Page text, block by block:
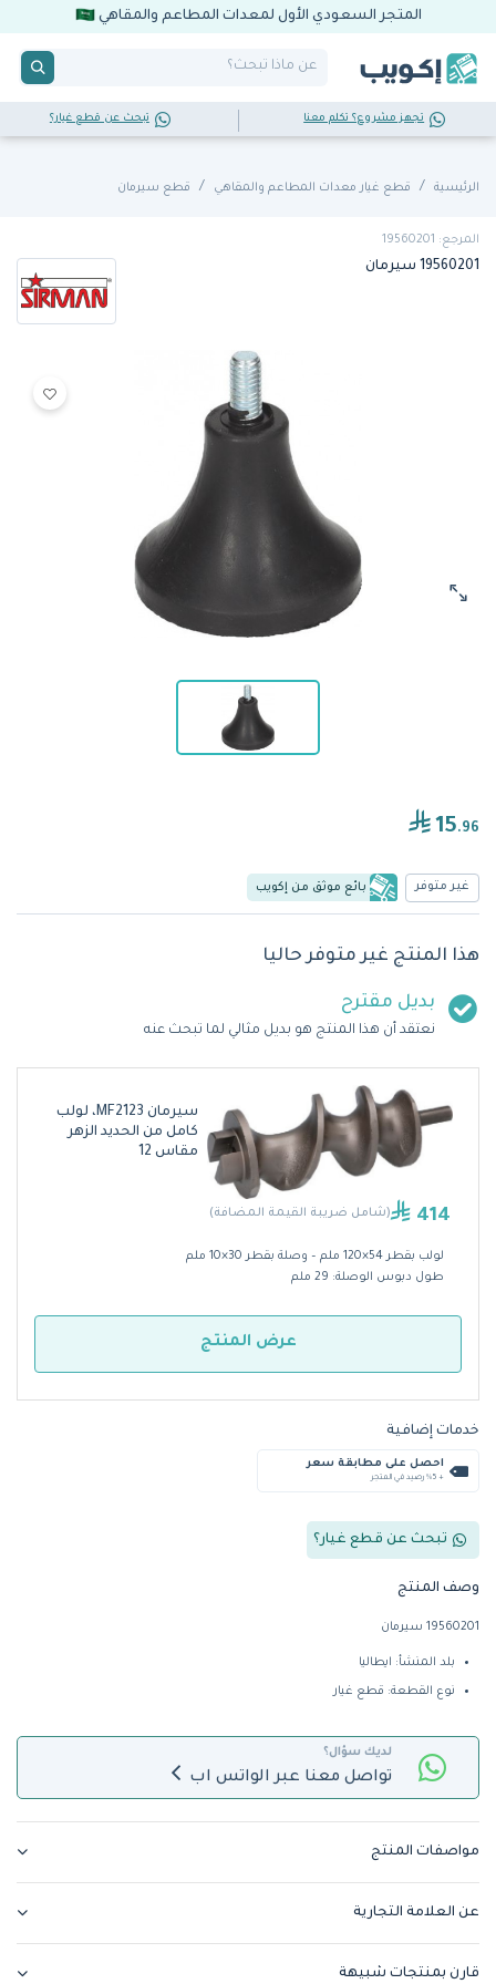
المتجر السعودي الأول لمعدات المطاعم والمقاهي
تجهز مشروع؟ تكلم معنا تبحث عن قطع غيار؟
الرئيسية قطع غيار معدات المطاعم والمقاهي قطع سيرمان
المرجع: 19560201
19560201 سيرمان
15.96
غير متوفر بائع موثق من إكويب
هذا المنتج غير متوفر حاليا
بديل مقترح
نعتقد أن هذا المنتج هو بديل مثالي لما تبحث عنه
سيرمان MF2123، لولب
كامل من الحديد الزهر
مقاس 12
414 (شامل ضريبة القيمة المضافة)
لولب بقطر 54×120 ملم – وصلة بقطر 30×10 ملم
طول دبوس الوصلة: 29 ملم
عرض المنتج
خدمات إضافية
احصل على مطابقة سعر
+ %5 رصيد في المتجر
تبحث عن قطع غيار؟
وصف المنتج
19560201 سيرمان
بلد المنشأ: ايطاليا
نوع القطعة: قطع غيار
لديك سؤال؟
تواصل معنا عبر الواتس اب
مواصفات المنتج
عن العلامة التجارية
قارن بمنتجات شبيهة